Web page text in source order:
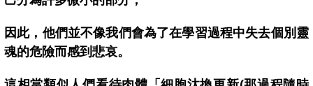
因此，他們並不像我們會為了在學習過程中失去個別靈
魂的危險而感到悲哀。